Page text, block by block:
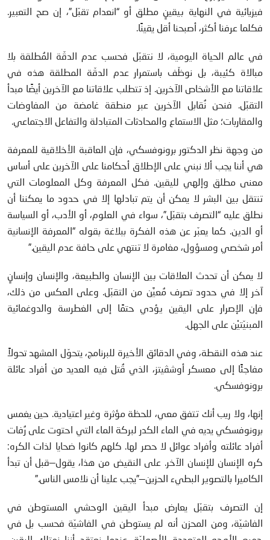
فيزيائية في النهاية بيقينٍ مطلق أو “انعدام تقبّل”، إن صح التعبير.
فكلما عرفنا أكثر، أصبحنا أقل يقينًا.
في عالم الحياة اليومية، لا نتقبّل فحسب عدم الدقّة المُطلقة بلا
مبالاة كئيبة، بل نوظّف باستمرار عدم الدقّة المطلقة هذه في
علاقاتنا مع الأشخاص الآخرين. إذ تتطلب علاقاتنا مع الآخرين أيضًا مبدأ
التقبّل. فنحن نُقابل الآخرين عبر منطقة غامضة من المفاوضات
والمقاربات؛ مثل الاستماع والمحادثات المتبادلة والتفاعل الاجتماعي.
من وجهة نظر الدكتور برونوفسكي، فإن العاقبة الأخلاقية للمعرفة
هي أننا يجب ألا نبني على الإطلاق أحكامنا على الآخرين على أساس
معنى مطلق وإلهي لليقين. فكل المعرفة وكل المعلومات التي
تنتقل بين البشر لا يمكن أن يتم تبادلها إلا في حدود ما يمكننا أن
نطلق عليه “التصرف بتقبّل”، سواء في العلوم، أو الأدب، أو السياسة
أو الدين. كما يعبّر عن هذه الفكرة ببلاغة بقوله “المعرفة الإنسانية
أمر شخصي ومسؤول، مغامرة لا تنتهي على حافة عدم اليقين.”
لا يمكن أن تحدث العلاقات بين الإنسان والطبيعة، والإنسان وإنسانٍ
آخر إلا في حدود تصرف مُعيَّن من التقبّل. وعلى العكس من ذلك،
فإن الإصرار على اليقين يؤدي حتمًا إلى الغطرسة والدوغمائية
المبنيّتيْن على الجهل.
عند هذه النقطة، وفي الدقائق الأخيرة للبرنامج، يتحوّل المشهد تحولاً
مفاجئًا إلى معسكر أوشڤيتز، الذي قُتل فيه العديد من أفراد عائلة
برونوفسكي.
إنها، ولا ريب أنك تتفق معي، للحظة مؤثرة وغير اعتيادية. حين يغمس
برونوفسكي يديه في الماء الكدر لبركة الماء التي احتوت على رُفات
أفراد عائلته وأفراد عوائل لا حصر لها. كلهم كانوا ضحايا لذات الكره:
كره الإنسان للإنسان الآخر. على النقيض من هذا، يقول—قبل أن تبدأ
الكاميرا بالتصوير البطيء الحزين—”يجب علينا أن نلامس الناس.”
إن التصرف بتقبّل يعارض مبدأ اليقين الوحشي المستوطن في
الفاشيّة، ومن المحزن أنه لم يستوطن في الفاشيّة فحسب بل في